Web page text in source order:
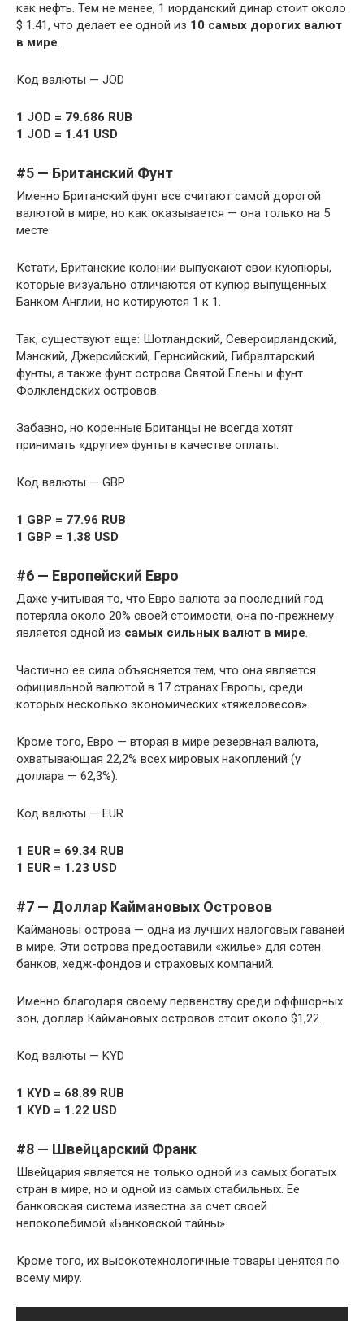
как нефть. Тем не менее, 1 иорданский динар стоит около
$ 1.41, что делает ее одной из 10 самых дорогих валют
в мире.
Код валюты — JOD
1 JOD = 79.686 RUB
1 JOD = 1.41 USD
#5 — Британский Фунт
Именно Британский фунт все считают самой дорогой
валютой в мире, но как оказывается — она только на 5
месте.
Кстати, Британские колонии выпускают свои куюпюры,
которые визуально отличаются от купюр выпущенных
Банком Англии, но котируются 1 к 1.
Так, существуют еще: Шотландский, Североирландский,
Мэнский, Джерсийский, Гернсийский, Гибралтарский
фунты, а также фунт острова Святой Елены и фунт
Фолклендских островов.
Забавно, но коренные Британцы не всегда хотят
принимать «другие» фунты в качестве оплаты.
Код валюты — GBP
1 GBP = 77.96 RUB
1 GBP = 1.38 USD
#6 — Европейский Евро
Даже учитывая то, что Евро валюта за последний год
потеряла около 20% своей стоимости, она по-прежнему
является одной из самых сильных валют в мире.
Частично ее сила объясняется тем, что она является
официальной валютой в 17 странах Европы, среди
которых несколько экономических «тяжеловесов».
Кроме того, Евро — вторая в мире резервная валюта,
охватывающая 22,2% всех мировых накоплений (у
доллара — 62,3%).
Код валюты — EUR
1 EUR = 69.34 RUB
1 EUR = 1.23 USD
#7 — Доллар Каймановых Островов
Каймановы острова — одна из лучших налоговых гаваней
в мире. Эти острова предоставили «жилье» для сотен
банков, хедж-фондов и страховых компаний.
Именно благодаря своему первенству среди оффшорных
зон, доллар Каймановых островов стоит около $1,22.
Код валюты — KYD
1 KYD = 68.89 RUB
1 KYD = 1.22 USD
#8 — Швейцарский Франк
Швейцария является не только одной из самых богатых
стран в мире, но и одной из самых стабильных. Ее
банковская система известна за счет своей
непоколебимой «Банковской тайны».
Кроме того, их высокотехнологичные товары ценятся по
всему миру.